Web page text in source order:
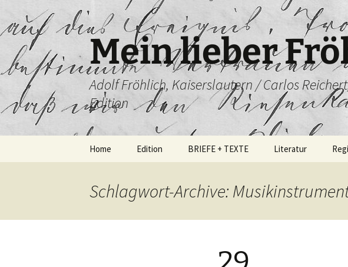
Mein lieber
Adolf Fröhlich, Kaiserslautern / Carlos
Edition
Home Edition BRIEFE + TEXTE Literatur
Schlagwort-Archive: